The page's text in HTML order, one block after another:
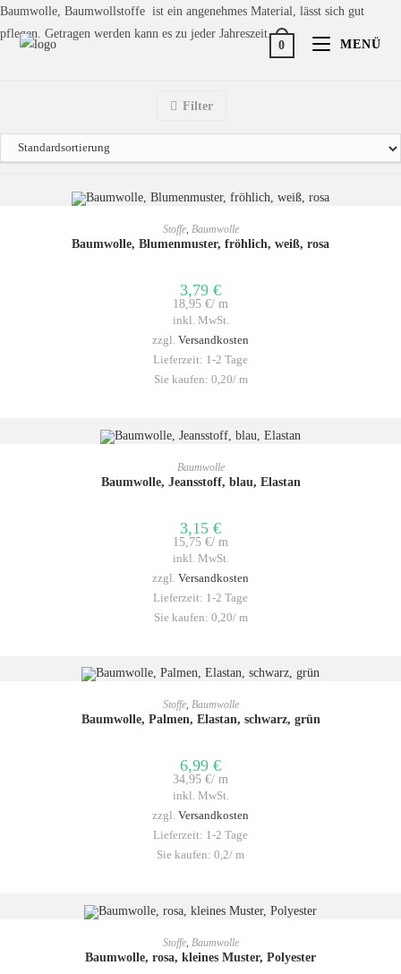
0 MENÜ
Baumwolle, Baumwollstoffe ist ein angenehmes Material, lässt sich gut
pflegen. Getragen werden kann es zu jeder Jahreszeit.
Filter
IN DEN WARENKORB
Stoffe, Baumwolle
Baumwolle, Blumenmuster, fröhlich, weiß, rosa
3,79 €
18,95 €/ m
inkl. MwSt.
zzgl. Versandkosten
Lieferzeit: 1-2 Tage
Sie kaufen: 0,20/ m
IN DEN WARENKORB
Baumwolle
Baumwolle, Jeansstoff, blau, Elastan
3,15 €
15,75 €/ m
inkl. MwSt.
zzgl. Versandkosten
Lieferzeit: 1-2 Tage
Sie kaufen: 0,20/ m
IN DEN WARENKORB
Stoffe, Baumwolle
Baumwolle, Palmen, Elastan, schwarz, grün
6,99 €
34,95 €/ m
inkl. MwSt.
zzgl. Versandkosten
Lieferzeit: 1-2 Tage
Sie kaufen: 0,2/ m
IN DEN WARENKORB
Stoffe, Baumwolle
Baumwolle, rosa, kleines Muster, Polyester